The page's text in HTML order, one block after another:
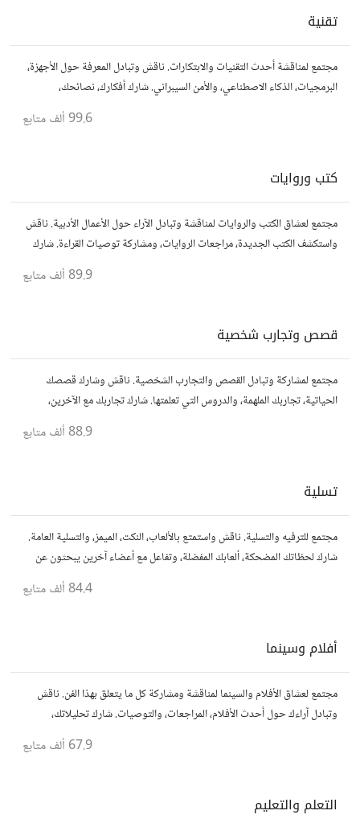
تقنية
مجتمع لمناقشة أحدث التقنيات والابتكارات. ناقش وتبادل المعرفة حول الأجهزة،
البرمجيات، الذكاء الاصطناعي، والأمن السيبراني. شارك أفكارك، نصائحك،
99.6 ألف متابع
كتب وروايات
مجتمع لعشاق الكتب والروايات لمناقشة وتبادل الآراء حول الأعمال الأدبية. ناقش
واستكشف الكتب الجديدة، مراجعات الروايات، ومشاركة توصيات القراءة. شارك
89.9 ألف متابع
قصص وتجارب شخصية
مجتمع لمشاركة وتبادل القصص والتجارب الشخصية. ناقش وشارك قصصك
الحياتية، تجاربك الملهمة، والدروس التي تعلمتها. شارك تجاربك مع الآخرين،
88.9 ألف متابع
تسلية
مجتمع للترفيه والتسلية. ناقش واستمتع بالألعاب، النكت، الميمز، والتسلية العامة.
شارك لحظاتك المضحكة، ألعابك المفضلة، وتفاعل مع أعضاء آخرين يبحثون عن
84.4 ألف متابع
أفلام وسينما
مجتمع لعشاق الأفلام والسينما لمناقشة ومشاركة كل ما يتعلق بهذا الفن. ناقش
وتبادل آراءك حول أحدث الأفلام، المراجعات، والتوصيات. شارك تحليلاتك،
قصصك، واستمتع بنقاشات حول الأفلام والمخرجين والسيناريوهات.
67.9 ألف متابع
التعلم والتعليم